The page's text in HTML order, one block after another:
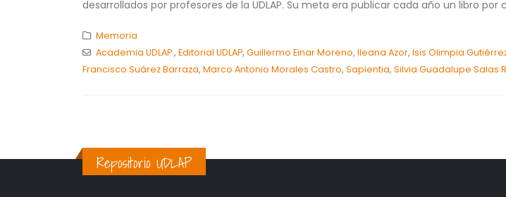
desarrollados por profesores de la UDLAP. Su meta era publicar cada año un libro
Memoria
Academia UDLAP., Editorial UDLAP, Guillermo Einar Moreno, Ileana Azor, Isis Olimpia
Francisco Suárez Barraza, Marco Antonio Morales Castro, Sapientia, Silvia Guadalupe Salas
Repositorio UDLAP